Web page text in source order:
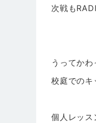
次戦も
うってか
校庭でのキ
個人レッス